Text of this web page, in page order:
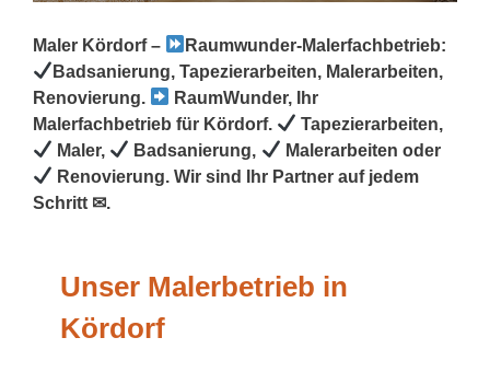
Maler Kördorf –
Raumwunder-Malerfachbetrieb:
Badsanierung, Tapezierarbeiten, Malerarbeiten,
Renovierung.
RaumWunder, Ihr
Malerfachbetrieb für Kördorf.
Tapezierarbeiten,
Maler,
Badsanierung,
Malerarbeiten oder
Renovierung. Wir sind Ihr Partner auf jedem
Schritt ✉.
Unser Malerbetrieb in
Kördorf